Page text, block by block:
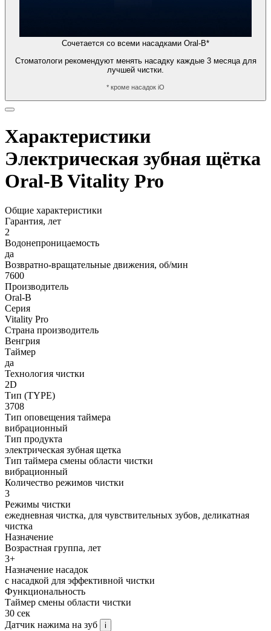
Сочетается со всеми насадками Oral-B*
Стоматологи рекомендуют менять насадку каждые 3 месяца для
лучшей чистки.
* кроме насадок iO
Характеристики
Электрическая зубная щётка
Oral-B Vitality Pro
Общие характеристики
Гарантия, лет
2
Водонепроницаемость
да
Возвратно-вращательные движения, об/мин
7600
Производитель
Oral-B
Серия
Vitality Pro
Страна производитель
Венгрия
Таймер
да
Технология чистки
2D
Тип (TYPE)
3708
Тип оповещения таймера
вибрационный
Тип продукта
электрическая зубная щетка
Тип таймера смены области чистки
вибрационный
Количество режимов чистки
3
Режимы чистки
ежедневная чистка, для чувствительных зубов, деликатная
чистка
Назначение
Возрастная группа, лет
3+
Назначение насадок
с насадкой для эффективной чистки
Функциональность
Таймер смены области чистки
30 сек
Датчик нажима на зуб
i